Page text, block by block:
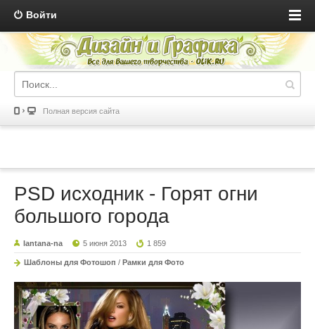
Войти
Полная версия сайта
PSD исходник - Горят огни
большого города
lantana-na 5 июня 2013 1 859
Шаблоны для Фотошоп / Рамки для Фото